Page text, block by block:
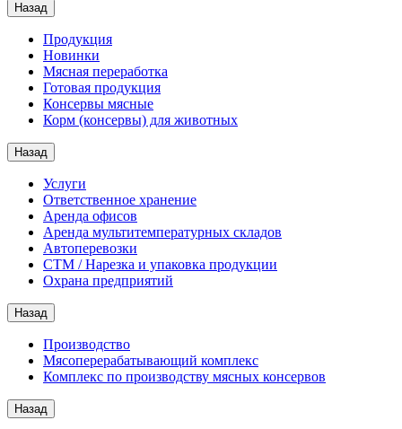
Назад
Продукция
Новинки
Мясная переработка
Готовая продукция
Консервы мясные
Корм (консервы) для животных
Назад
Услуги
Ответственное хранение
Аренда офисов
Аренда мультитемпературных складов
Автоперевозки
СТМ / Нарезка и упаковка продукции
Охрана предприятий
Назад
Производство
Мясоперерабатывающий комплекс
Комплекс по производству мясных консервов
Назад